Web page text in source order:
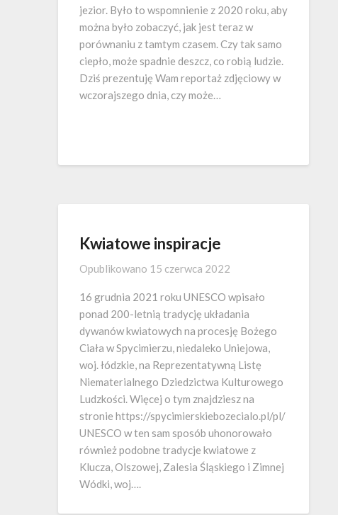
jezior. Było to wspomnienie z 2020 roku, aby
można było zobaczyć, jak jest teraz w
porównaniu z tamtym czasem. Czy tak samo
ciepło, może spadnie deszcz, co robią ludzie.
Dziś prezentuję Wam reportaż zdjęciowy w
wczorajszego dnia, czy może…
Kwiatowe inspiracje
Opublikowano 15 czerwca 2022
16 grudnia 2021 roku UNESCO wpisało
ponad 200-letnią tradycję układania
dywanów kwiatowych na procesję Bożego
Ciała w Spycimierzu, niedaleko Uniejowa,
woj. łódzkie, na Reprezentatywną Listę
Niematerialnego Dziedzictwa Kulturowego
Ludzkości. Więcej o tym znajdziesz na
stronie https://spycimierskiebozecialo.pl/pl/
UNESCO w ten sam sposób uhonorowało
również podobne tradycje kwiatowe z
Klucza, Olszowej, Zalesia Śląskiego i Zimnej
Wódki, woj….